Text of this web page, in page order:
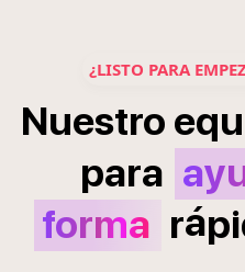
¿LISTO PARA
Nuestro
para
forma rá